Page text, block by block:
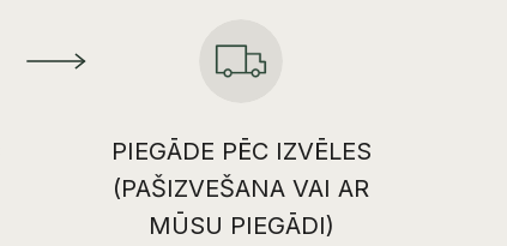
PIEGĀDE PĒC IZVĒLES
(PAŠIZVEŠANA VAI AR
MŪSU PIEGĀDI)